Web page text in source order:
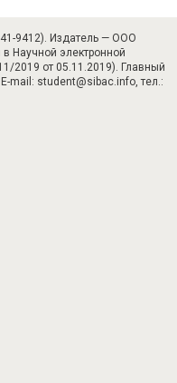
9412). Издатель — ООО
Научной электронной
2019 от 05.11.2019). Главный
mail: student@sibac.info, тел.: